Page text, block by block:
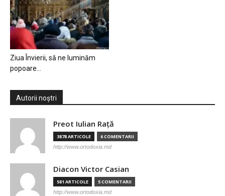
Ziua Învierii, să ne luminăm
popoare…
Autorii noștri
Preot Iulian Raţă
3878 ARTICOLE 6 COMENTARII
http://www.ortodoxia.md
Diacon Victor Casian
581 ARTICOLE 5 COMENTARII
http://www.ortodoxia.md